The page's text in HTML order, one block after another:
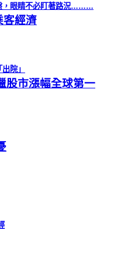
，眼睛不必盯著路況………
客經濟
院」
股市漲幅全球第一